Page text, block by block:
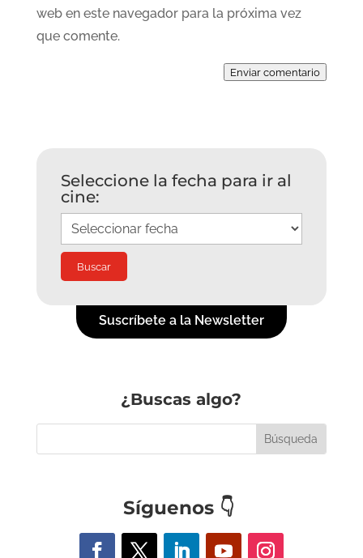
web en este navegador para la próxima vez
que comente.
Enviar comentario
Seleccione la fecha para ir al
cine:
Suscríbete a la Newsletter
¿Buscas algo?
Síguenos 👇